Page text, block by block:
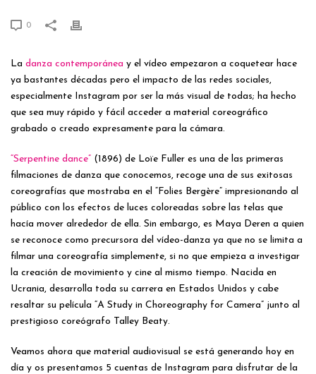
0
La danza contemporánea y el vídeo empezaron a coquetear hace
ya bastantes décadas pero el impacto de las redes sociales,
especialmente Instagram por ser la más visual de todas; ha hecho
que sea muy rápido y fácil acceder a material coreográfico
grabado o creado expresamente para la cámara.
“Serpentine dance” (1896) de Loïe Fuller es una de las primeras
filmaciones de danza que conocemos, recoge una de sus exitosas
coreografías que mostraba en el “Folies Bergère” impresionando al
público con los efectos de luces coloreadas sobre las telas que
hacía mover alrededor de ella. Sin embargo, es Maya Deren a quien
se reconoce como precursora del vídeo-danza ya que no se limita a
filmar una coreografía simplemente, si no que empieza a investigar
la creación de movimiento y cine al mismo tiempo. Nacida en
Ucrania, desarrolla toda su carrera en Estados Unidos y cabe
resaltar su película “A Study in Choreography for Camera” junto al
prestigioso coreógrafo Talley Beaty.
Veamos ahora que material audiovisual se está generando hoy en
día y os presentamos 5 cuentas de Instagram para disfrutar de la